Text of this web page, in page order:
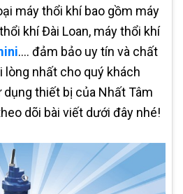
máy thổi khí bao gồm máy
khí Đài Loan, máy thổi khí
…. đảm bảo uy tín và chất
lòng nhất cho quý khách
thiết bị của Nhất Tâm
dõi bài viết dưới đây nhé!